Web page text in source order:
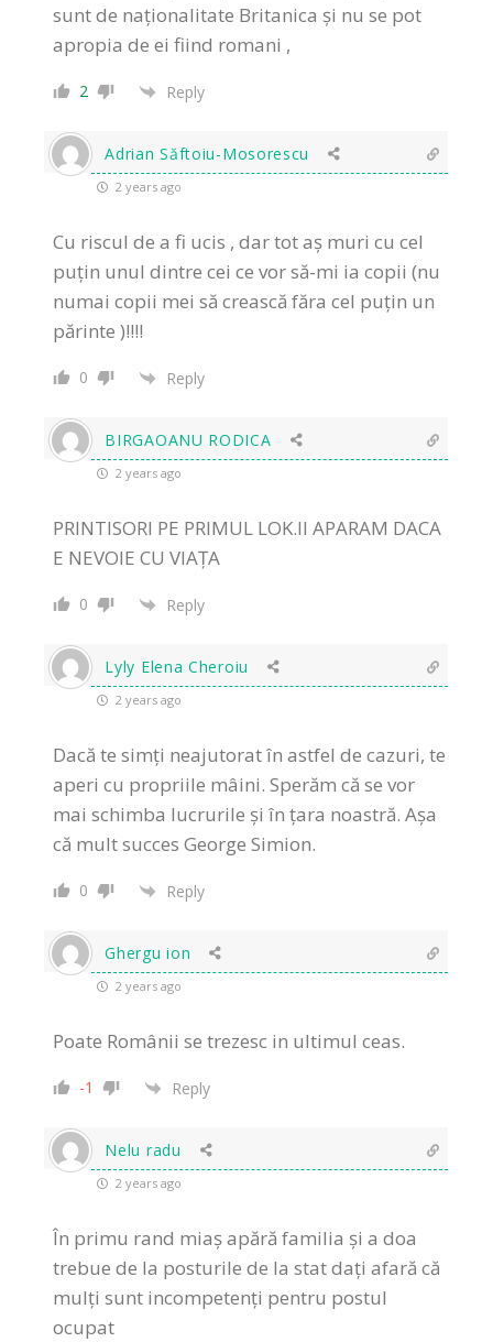
sunt de naționalitate Britanica și nu se pot
apropia de ei fiind romani ,
2 Reply
Adrian Săftoiu-Mosorescu
2 years ago
Cu riscul de a fi ucis , dar tot aș muri cu cel
puțin unul dintre cei ce vor să-mi ia copii (nu
numai copii mei să crească făra cel puțin un
părinte )!!!!
0 Reply
BIRGAOANU RODICA
2 years ago
PRINTISORI PE PRIMUL LOK.II APARAM DACA
E NEVOIE CU VIAȚA
0 Reply
Lyly Elena Cheroiu
2 years ago
Dacă te simți neajutorat în astfel de cazuri, te
aperi cu propriile mâini. Sperăm că se vor
mai schimba lucrurile și în țara noastră. Așa
că mult succes George Simion.
0 Reply
Ghergu ion
2 years ago
Poate Românii se trezesc in ultimul ceas.
-1 Reply
Nelu radu
2 years ago
În primu rand miaș apără familia și a doa
trebue de la posturile de la stat dați afară că
mulți sunt incompetenți pentru postul
ocupat